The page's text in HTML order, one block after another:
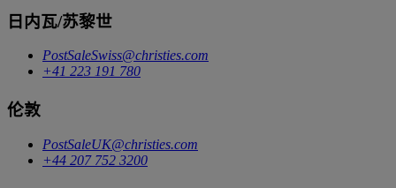
日内瓦/苏黎世
PostSaleSwiss@christies.com
+41 223 191 780
伦敦
PostSaleUK@christies.com
+44 207 752 3200